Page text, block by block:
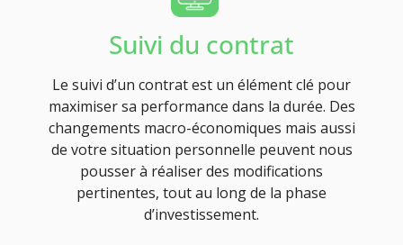
Suivi du contrat
Le suivi d’un contrat est un élément clé pour
maximiser sa performance dans la durée. Des
changements macro-économiques mais aussi
de votre situation personnelle peuvent nous
pousser à réaliser des modifications
pertinentes, tout au long de la phase
d’investissement.